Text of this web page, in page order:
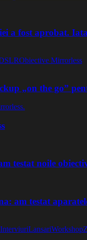
a fost aprobat.
Obiective Mirrorless
„on the go”
testat noile
am testat
InterviuriLansariWorkshop